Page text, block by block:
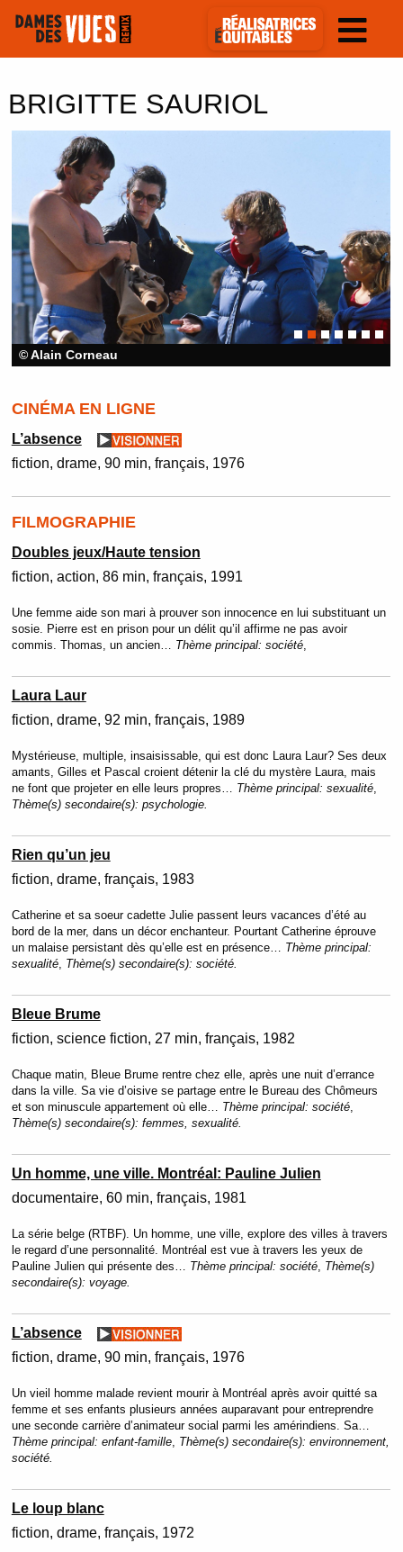
BRIGITTE SAURIOL
© Alain Corneau
CINÉMA EN LIGNE
L’absence
fiction drame 90 min français 1976
FILMOGRAPHIE
Doubles jeux/Haute tension
fiction action 86 min français 1991
Une femme aide son mari à prouver son innocence en lui substituant un
sosie. Pierre est en prison pour un délit qu’il affirme ne pas avoir
commis. Thomas, un ancien… Thème principal: société,
Laura Laur
fiction drame 92 min français 1989
Mystérieuse, multiple, insaisissable, qui est donc Laura Laur? Ses deux
amants, Gilles et Pascal croient détenir la clé du mystère Laura, mais
ne font que projeter en elle leurs propres… Thème principal: sexualité,
Thème(s) secondaire(s): psychologie.
Rien qu’un jeu
fiction drame français 1983
Catherine et sa soeur cadette Julie passent leurs vacances d’été au
bord de la mer, dans un décor enchanteur. Pourtant Catherine éprouve
un malaise persistant dès qu’elle est en présence… Thème principal:
sexualité, Thème(s) secondaire(s): société.
Bleue Brume
fiction science fiction 27 min français 1982
Chaque matin, Bleue Brume rentre chez elle, après une nuit d’errance
dans la ville. Sa vie d’oisive se partage entre le Bureau des Chômeurs
et son minuscule appartement où elle… Thème principal: société,
Thème(s) secondaire(s): femmes, sexualité.
Un homme, une ville. Montréal: Pauline Julien
documentaire 60 min français 1981
La série belge (RTBF). Un homme, une ville, explore des villes à travers
le regard d’une personnalité. Montréal est vue à travers les yeux de
Pauline Julien qui présente des… Thème principal: société, Thème(s)
secondaire(s): voyage.
L’absence
fiction drame 90 min français 1976
Un vieil homme malade revient mourir à Montréal après avoir quitté sa
femme et ses enfants plusieurs années auparavant pour entreprendre
une seconde carrière d’animateur social parmi les amérindiens. Sa…
Thème principal: enfant-famille, Thème(s) secondaire(s): environnement,
société.
Le loup blanc
fiction drame français 1972